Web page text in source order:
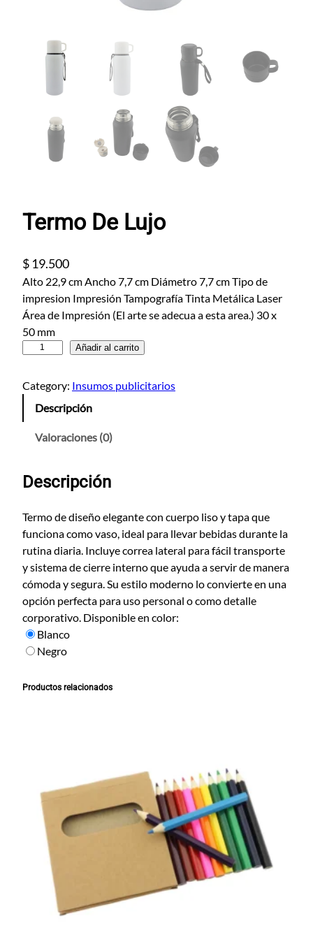
Termo De Lujo
$ 19.500
Alto 22,9 cm Ancho 7,7 cm Diámetro 7,7 cm Tipo de
impresion Impresión Tampografía Tinta Metálica Laser
Área de Impresión (El arte se adecua a esta area.) 30 x
50 mm
r
m
u
o
c
a
n
t
i
d
a
d
Añadir al carrito
Category: Insumos publicitarios
Descripción
Valoraciones (0)
Descripción
Termo de diseño elegante con cuerpo liso y tapa que
funciona como vaso, ideal para llevar bebidas durante la
rutina diaria. Incluye correa lateral para fácil transporte
y sistema de cierre interno que ayuda a servir de manera
cómoda y segura. Su estilo moderno lo convierte en una
opción perfecta para uso personal o como detalle
corporativo. Disponible en color:
Blanco
Negro
Productos relacionados